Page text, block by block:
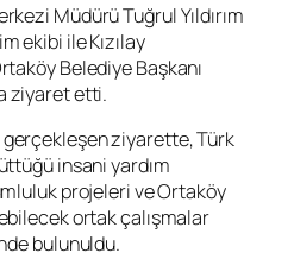
Müdürü Tuğrul Yıldırım
ekibi ile Kızılay
Belediye Başkanı
ziyaret etti.
gerçekleşen ziyarette, Türk
insani yardım
projeleri ve Ortaköy
ortak çalışmalar
bulunuldu.